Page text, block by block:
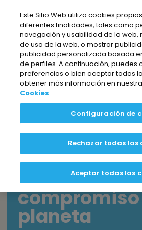
incluye
sistema
EL BLOG DE
TABLA DE CONTENIDOS
La
reciclar: Un
planeta
Este Sitio Web utiliza cookies
diferentes finalidades, tales como
navegación y usabilidad de la web,
de uso de la web, o mostrar
publicidad personalizada basada
de perfiles. A continuación, puedes
preferencias o bien aceptar todas
obtener más información en nuestra
Cookies
Configuración de
Rechazar todas las
Aceptar todas las